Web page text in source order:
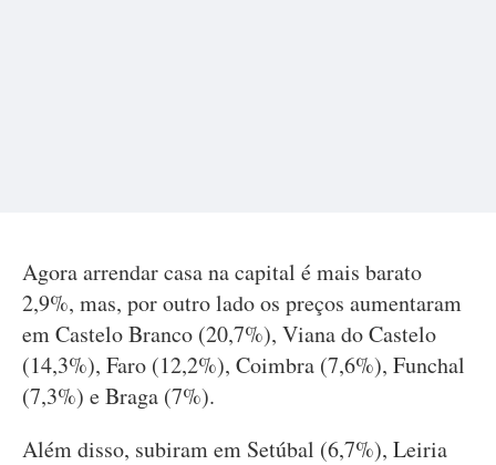
Agora arrendar casa na capital é mais barato
2,9%, mas, por outro lado os preços aumentaram
em Castelo Branco (20,7%), Viana do Castelo
(14,3%), Faro (12,2%), Coimbra (7,6%), Funchal
(7,3%) e Braga (7%).
Além disso, subiram em Setúbal (6,7%), Leiria